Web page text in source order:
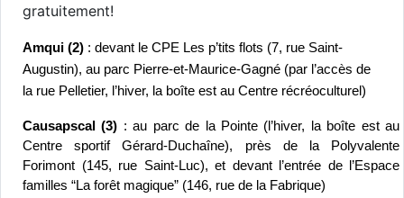
gratuitement!
Amqui (2) : devant le CPE Les p’tits flots (7, rue Saint-
Augustin), au parc Pierre-et-Maurice-Gagné (par l’accès de
la rue Pelletier, l’hiver, la boîte est au Centre récréoculturel)
Causapscal (3) : au parc de la Pointe (l’hiver, la boîte est au
Centre sportif Gérard-Duchaîne), près de la Polyvalente
Forimont (145, rue Saint-Luc), et devant l’entrée de l’Espace
familles “La forêt magique” (146, rue de la Fabrique)